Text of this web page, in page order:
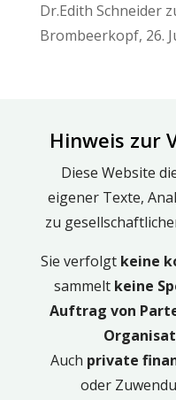
Dr.Edith Schneider
Brombeerkopf, 26.
Hinweis zur
Diese Website
eigener Texte,
zu
Sie verfolgt keine
sammelt keine
Auftrag von
Auch private
oder